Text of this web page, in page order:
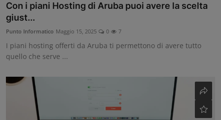
Con i piani Hosting di Aruba puoi avere la scelta
giust...
Punto Informatico Maggio 15, 2025 0 7
I piani hosting offerti da Aruba ti permettono di avere tutto
quello che serve ...